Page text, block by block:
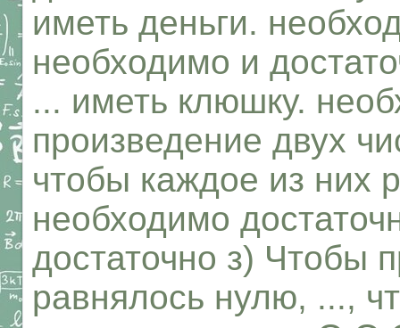
иметь деньги.
необходимо и
... иметь клюшку.
произведение двух
чтобы каждое из них
необходимо
достаточно з) Чтобы
равнялось нулю, ...,